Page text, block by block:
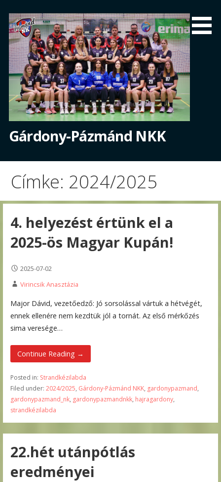
content
Gárdony-Pázmánd NKK
Címke: 2024/2025
4. helyezést értünk el a
2025-ös Magyar Kupán!
2025-07-02
Virincsik Anasztázia
Major Dávid, vezetőedző: Jó sorsolással vártuk a hétvégét,
ennek ellenére nem kezdtük jól a tornát. Az első mérkőzés
sima veresége…
Continue Reading →
Posted in: Strandkézilabda
Filed under: 2024/2025, Gárdony-Pázmánd NKK, gardonypazmand,
gardonypazmand_nk, gardonypazmandnkk, hajragardony,
strandkézilabda
22.hét utánpótlás
eredményei